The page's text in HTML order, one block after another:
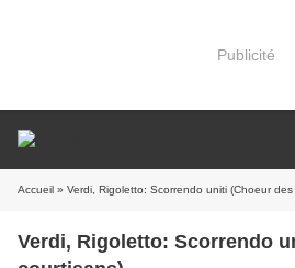
Publicité
Accueil » Verdi, Rigoletto: Scorrendo uniti (Choeur
Verdi, Rigoletto: Scorrendo